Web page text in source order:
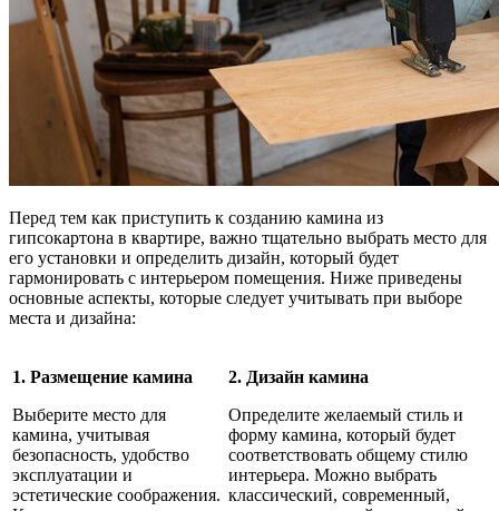
Перед тем как приступить к созданию камина из
гипсокартона в квартире, важно тщательно выбрать место для
его установки и определить дизайн, который будет
гармонировать с интерьером помещения. Ниже приведены
основные аспекты, которые следует учитывать при выборе
места и дизайна:
1. Размещение камина
Выберите место для
камина, учитывая
безопасность, удобство
эксплуатации и
эстетические соображения.
2. Дизайн камина
Определите желаемый стиль и
форму камина, который будет
соответствовать общему стилю
интерьера. Можно выбрать
классический, современный,